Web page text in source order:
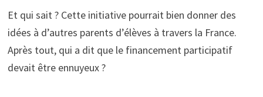
Et qui sait ? Cette initiative pourrait bien donner des
idées à d’autres parents d’élèves à travers la France.
Après tout, qui a dit que le financement participatif
devait être ennuyeux ?